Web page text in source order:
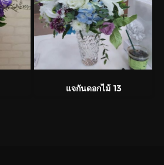
แจกันดอกไม้ 13